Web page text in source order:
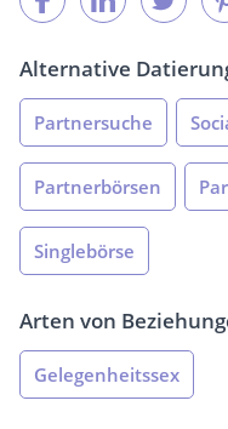
Alternative
Partnersuche
Partnerbörsen
Singlebörse
Arten von
Gelegenheitssex